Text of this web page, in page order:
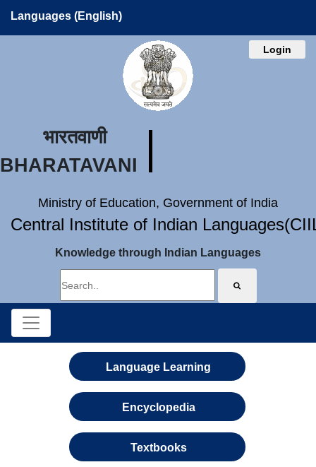
Languages (English)
Login
भारतवाणी
BHARATAVANI
Ministry of Education, Government of India
Central Institute of Indian
Knowledge through Indian Languages
Language Learning
Encyclopedia
Textbooks